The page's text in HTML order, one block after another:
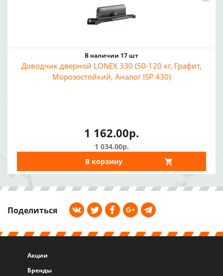
В наличии 17 шт
Доводчик дверной LONEX 330 (50-120 кг, Графит,
Морозостойкий, Аналог ISP 430)
1 162.00р.
1 034.00р.
В корзину
Поделиться
Акции
Бренды